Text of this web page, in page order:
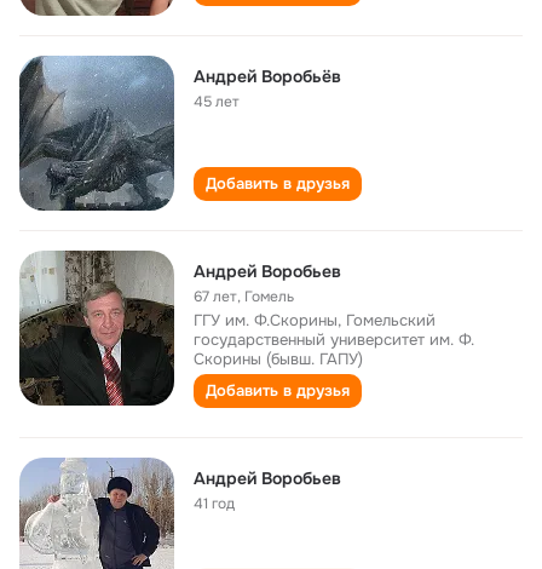
Андрей Воробьёв
45 лет
Добавить в друзья
Андрей Воробьев
67 лет, Гомель
ГГУ им. Ф.Скорины, Гомельский
государственный университет им. Ф.
Скорины (бывш. ГАПУ)
Добавить в друзья
Андрей Воробьев
41 год